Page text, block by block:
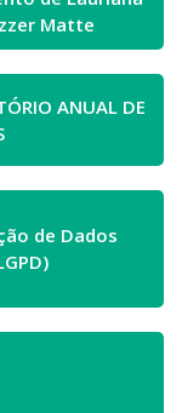
Matte
ANUAL DE
de Dados